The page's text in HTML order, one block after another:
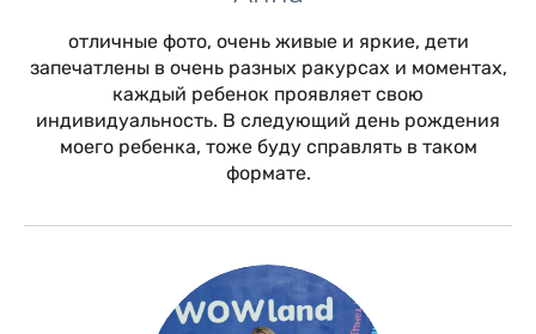
отличные фото, очень живые и яркие, дети
запечатлены в очень разных ракурсах и моментах,
каждый ребенок проявляет свою
индивидуальность. В следующий день рождения
моего ребенка, тоже буду справлять в таком
формате.